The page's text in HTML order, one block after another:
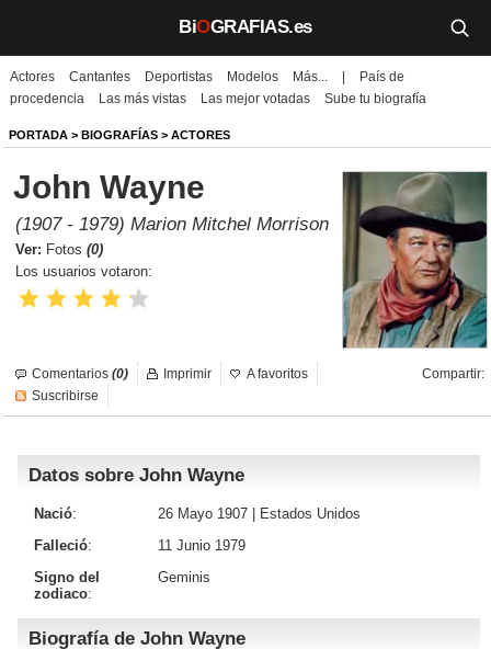
BiOGRAFIAS.es
Biografías
Películas
TV
Música
Un día como hoy
Galerías
Iniciar sesión
Actores Cantantes Deportistas Modelos Más...
País de
procedencia
Las más vistas Las mejor votadas Sube tu biografía
PORTADA > BIOGRAFÍAS > ACTORES
John Wayne
(1907 - 1979) Marion Mitchel Morrison
Ver: Fotos (0)
Los usuarios votaron:
Comentarios (0) Compartir:
Imprimir
A favoritos
Suscribirse
Datos sobre John Wayne
Nació: 26 Mayo 1907 |
Estados Unidos
Falleció:
11 Junio 1979
Signo del
zodiaco:
Geminis
Biografía de John Wayne